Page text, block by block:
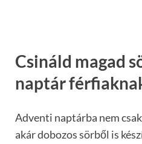
Csináld magad
naptár
Adventi naptárba nem
akár dobozos sörből is